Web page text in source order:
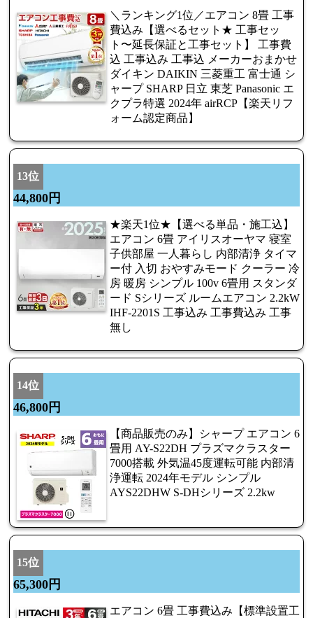
＼ランキング1位／エアコン 8畳 工事
費込み【選べるセット★ 工事セッ
ト〜延長保証と工事セット】 工事費
込 工事込み 工事込 メーカーおまかせ
ダイキン DAIKIN 三菱重工 富士通 シ
ャープ SHARP 日立 東芝 Panasonic エ
クプラ特選 2024年 airRCP【楽天リフ
ォーム認定商品】
13位
44,800円
★楽天1位★【選べる単品・施工込】
エアコン 6畳 アイリスオーヤマ 寝室
子供部屋 一人暮らし 内部清浄 タイマ
ー付 入切 おやすみモード クーラー 冷
房 暖房 シンプル 100v 6畳用 スタンダ
ード Sシリーズ ルームエアコン 2.2kW
IHF-2201S 工事込み 工事費込み 工事
無し
14位
46,800円
【商品販売のみ】シャープ エアコン 6
畳用 AY-S22DH プラズマクラスター
7000搭載 外気温45度運転可能 内部清
浄運転 2024年モデル シンプル
AYS22DHW S-DHシリーズ 2.2kw
15位
65,300円
エアコン 6畳 工事費込み【標準設置工